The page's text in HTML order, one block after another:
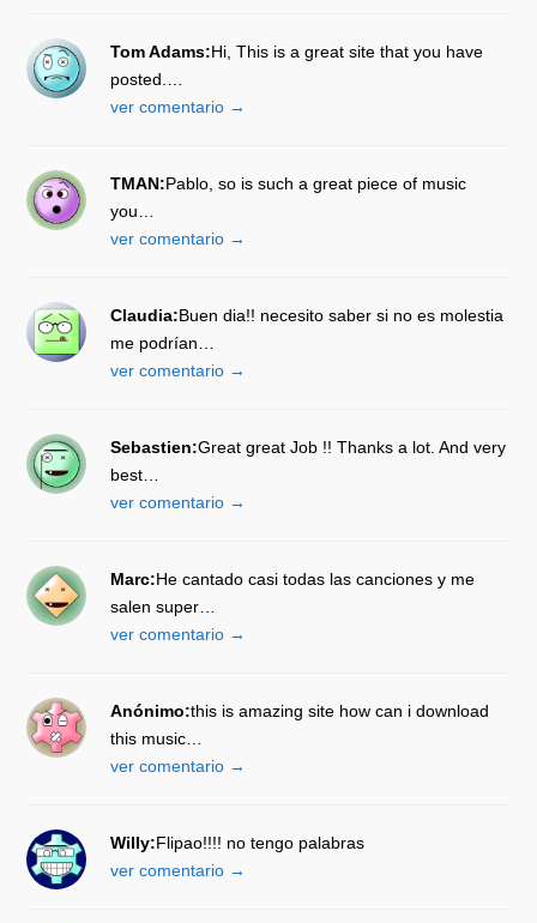
Tom Adams:Hi, This is a great site that you have
posted.…
ver comentario →
TMAN:Pablo, so is such a great piece of music
you…
ver comentario →
Claudia:Buen dia!! necesito saber si no es molestia
me podrían…
ver comentario →
Sebastien:Great great Job !! Thanks a lot. And very
best…
ver comentario →
Marc:He cantado casi todas las canciones y me
salen super…
ver comentario →
Anónimo:this is amazing site how can i download
this music…
ver comentario →
Willy:Flipao!!!! no tengo palabras
ver comentario →